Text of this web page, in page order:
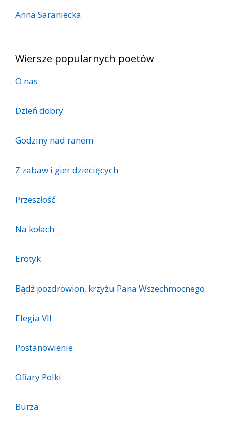
Anna Saraniecka
Wiersze popularnych poetów
O nas
Dzień dobry
Godziny nad ranem
Z zabaw i gier dziecięcych
Przeszłość
Na kołach
Erotyk
Bądź pozdrowion, krzyżu Pana Wszechmocnego
Elegia VII
Postanowienie
Ofiary Polki
Burza